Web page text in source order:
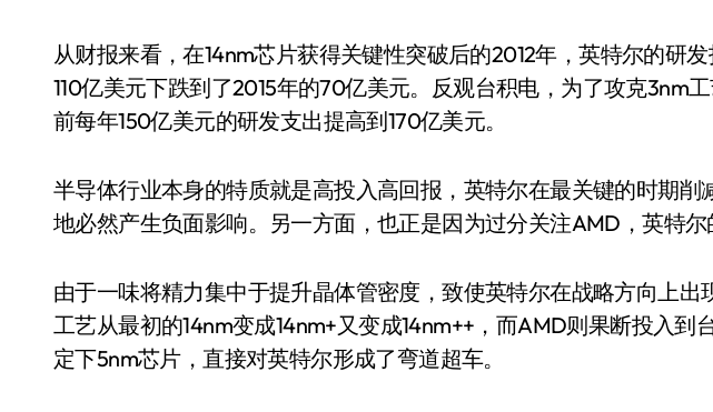
从财报来看，在14nm芯片获得关键性突破后的2012年，英特尔的研
110亿美元下跌到了2015年的70亿美元。反观台积电，为了攻克3nm
前每年150亿美元的研发支出提高到170亿美元。
半导体行业本身的特质就是高投入高回报，英特尔在最关键的时期削
地必然产生负面影响。另一方面，也正是因为过分关注AMD，英特尔
由于一味将精力集中于提升晶体管密度，致使英特尔在战略方向上出
工艺从最初的14nm变成14nm+又变成14nm++，而AMD则果断投入到
定下5nm芯片，直接对英特尔形成了弯道超车。